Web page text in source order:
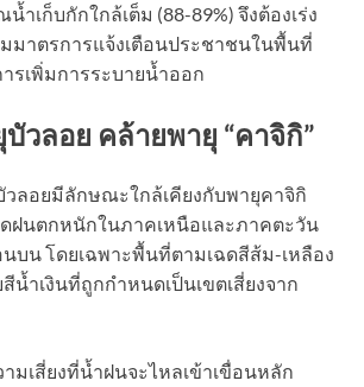
ำเก็บกักใกล้เต็ม (88-89%) จึงต้องเร่ง
มมาตรการแจ้งเตือนประชาชนในพื้นที่
รเพิ่มการระบายน้ำออก
วลอย คล้ายพายุ “คาจิกิ”
วลอยมีลักษณะใกล้เคียงกับพายุคาจิกิ
ดฝนตกหนักในภาคเหนือและภาคตะวัน
นบน โดยเฉพาะพื้นที่ตามเฉดสีส้ม-เหลือง
น้ำเงินที่ถูกกำหนดเป็นเขตเสี่ยงจาก
มเสี่ยงที่น้ำฝนจะไหลเข้าเขื่อนหลัก